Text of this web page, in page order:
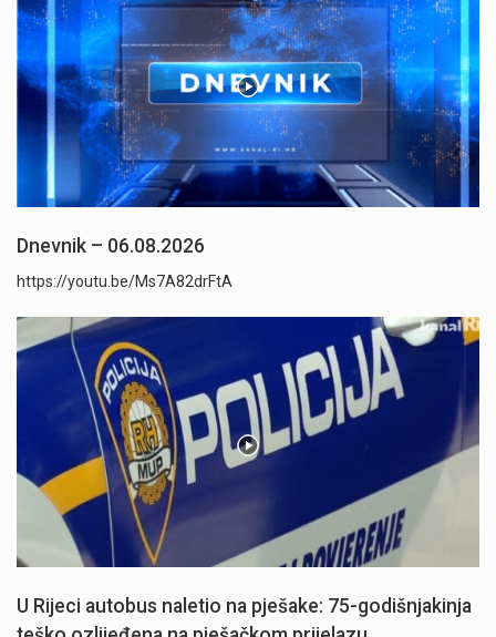
Dnevnik – 06.08.2026
https://youtu.be/Ms7A82drFtA
U Rijeci autobus naletio na pješake: 75-godišnjakinja